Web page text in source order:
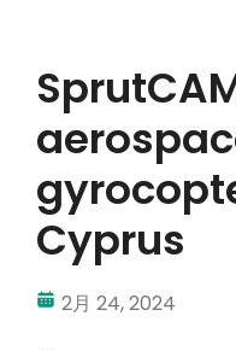
産業
会社概要
ディーラーポータル
サポート
マイアカウント
Cyprus
2月 24, 2024